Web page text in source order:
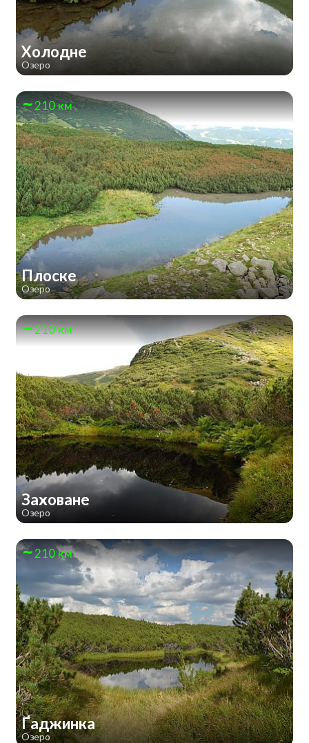
Холодне
Озеро
210 км
Плоске
Озеро
210 км
Заховане
Озеро
210 км
Ґаджинка
Озеро